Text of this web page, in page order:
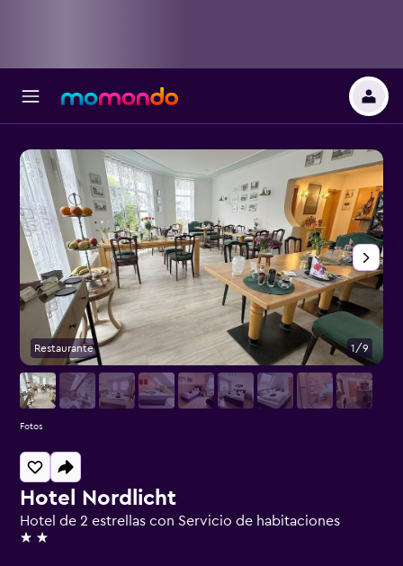
Hotel Nordlicht
Hotel de 2 estrellas con Servicio de habitaciones
2 estrellas
Restaurante 1/9
Fotos